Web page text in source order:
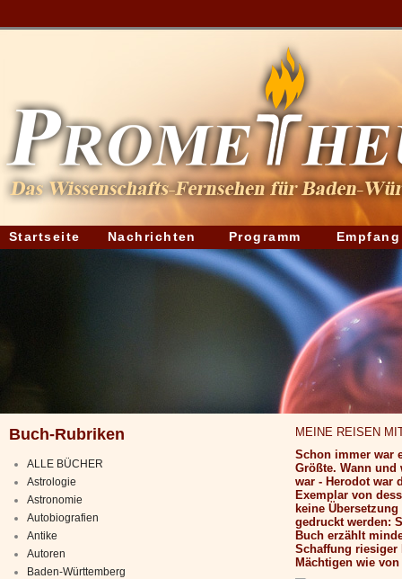
Startseite Nachrichten Programm Empfang
Buch-Rubriken
ALLE BÜCHER
Astrologie
Astronomie
Autobiografien
Antike
Autoren
Baden-Württemberg
MEINE REISEN
Schon immer war
Größte. Wann
war - Herodot war
Exemplar von
keine
gedruckt werden:
Buch erzählt
Schaffung riesiger
Mächtigen wie